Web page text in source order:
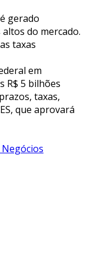
gerado
do mercado.
taxas
em
R$ 5 bilhões
taxas,
que aprovará